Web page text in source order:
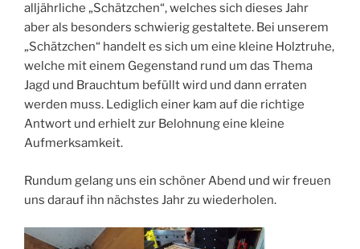
alljährliche „Schätzchen“, welches sich dieses Jahr
aber als besonders schwierig gestaltete. Bei unserem
„Schätzchen“ handelt es sich um eine kleine Holztruhe,
welche mit einem Gegenstand rund um das Thema
Jagd und Brauchtum befüllt wird und dann erraten
werden muss. Lediglich einer kam auf die richtige
Antwort und erhielt zur Belohnung eine kleine
Aufmerksamkeit.
Rundum gelang uns ein schöner Abend und wir freuen
uns darauf ihn nächstes Jahr zu wiederholen.